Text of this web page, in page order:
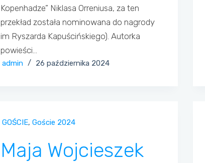
Kopenhadze” Niklasa Orreniusa, za ten
przekład została nominowana do nagrody
im Ryszarda Kapuścińskiego). Autorka
powieści…
admin 26 października 2024
GOŚCIE,Goście 2024
Maja Wojcieszek